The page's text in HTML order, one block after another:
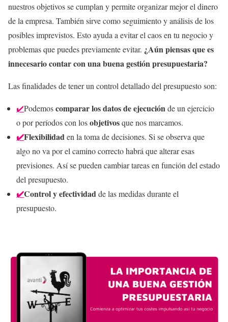
nuestros objetivos se cumplan y permite organizar mejor el dinero
de la empresa. También sirve como seguimiento y análisis de los
posibles imprevistos. Esto ayuda a evitar el caos en tu negocio y
problemas que puedes previamente evitar. ¿Aún piensas que es
innecesario contar con una buena gestión presupuestaria?
Las finalidades de tener un control detallado del presupuesto son:
✔️Podemoscomparar los datos de ejecuciónde un ejercicio
o por períodos con losobjetivosque nos marcamos.
✔️Flexibilidaden la toma de decisiones. Si se observa que
algo no va por el camino correcto habrá que alterar esas
previsiones. Así se pueden cambiar tareas en función del estado
del presupuesto.
✔️Control y efectividadde las medidas durante el
presupuesto.